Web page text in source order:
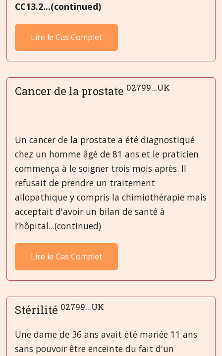
CC13.2...(continued)
Lire le Cas Complet
Cancer de la prostate 02799...UK
Un cancer de la prostate a été diagnostiqué
chez un homme âgé de 81 ans et le praticien
commença à le soigner trois mois après. Il
refusait de prendre un traitement
allopathique y compris la chimiothérapie mais
acceptait d'avoir un bilan de santé à
l’hôpital...(continued)
Lire le Cas Complet
Stérilité 02799...UK
Une dame de 36 ans avait été mariée 11 ans
sans pouvoir être enceinte du fait d'un